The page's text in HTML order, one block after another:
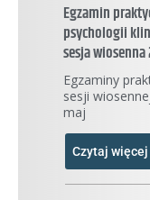
Egzamin
psychologii
sesja wiosenna
Egzaminy
sesji
maj
Czytaj więcej